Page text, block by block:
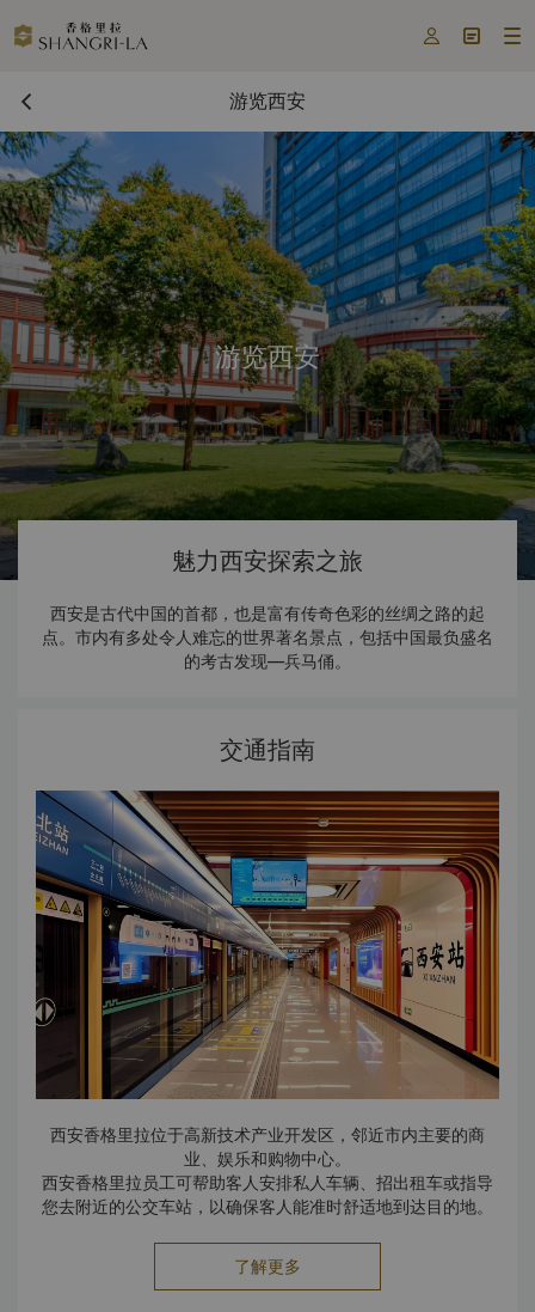
  
游览西安
游览西安
魅力西安探索之旅
西安是古代中国的首都，也是富有传奇色彩的丝绸之路的起
点。市内有多处令人难忘的世界著名景点，包括中国最负盛名
的考古发现—兵马俑。
交通指南
西安香格里拉位于高新技术产业开发区，邻近市内主要的商
业、娱乐和购物中心。
西安香格里拉员工可帮助客人安排私人车辆、招出租车或指导
您去附近的公交车站，以确保客人能准时舒适地到达目的地。
了解更多